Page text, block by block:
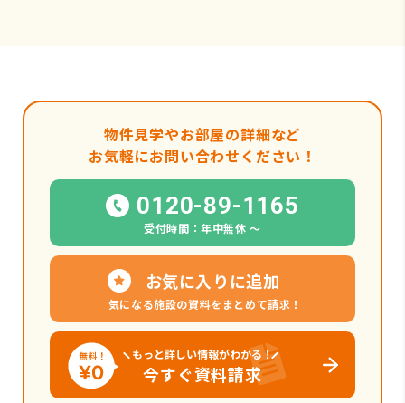
物件見学やお部屋の詳細など
お気軽にお問い合わせください！
0120-89-1165
受付時間：年中無休 〜
お気に入りに追加
気になる施設の資料をまとめて請求！
もっと詳しい情報がわかる！
今すぐ資料請求